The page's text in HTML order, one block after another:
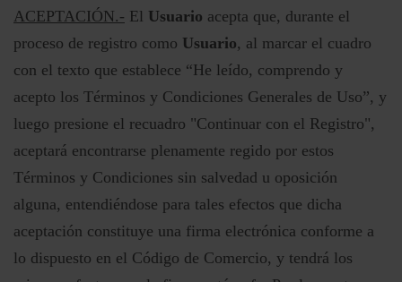
ACEPTACIÓN.- El Usuario acepta que, durante el
proceso de registro como Usuario, al marcar el cuadro
con el texto que establece “He leído, comprendo y
acepto los Términos y Condiciones Generales de Uso”, y
luego presione el recuadro "Continuar con el Registro",
aceptará encontrarse plenamente regido por estos
Términos y Condiciones sin salvedad u oposición
alguna, entendiéndose para tales efectos que dicha
aceptación constituye una firma electrónica conforme a
lo dispuesto en el Código de Comercio, y tendrá los